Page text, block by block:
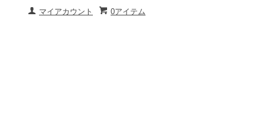
0アイテム
マイアカウント